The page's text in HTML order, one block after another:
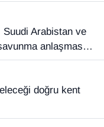
anlaşması